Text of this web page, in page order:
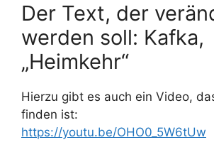
Der Text, der
werden soll: Kafka,
„Heimkehr“
Hierzu gibt es auch ein Video,
finden ist:
https://youtu.be/OHO0_5W6tUw